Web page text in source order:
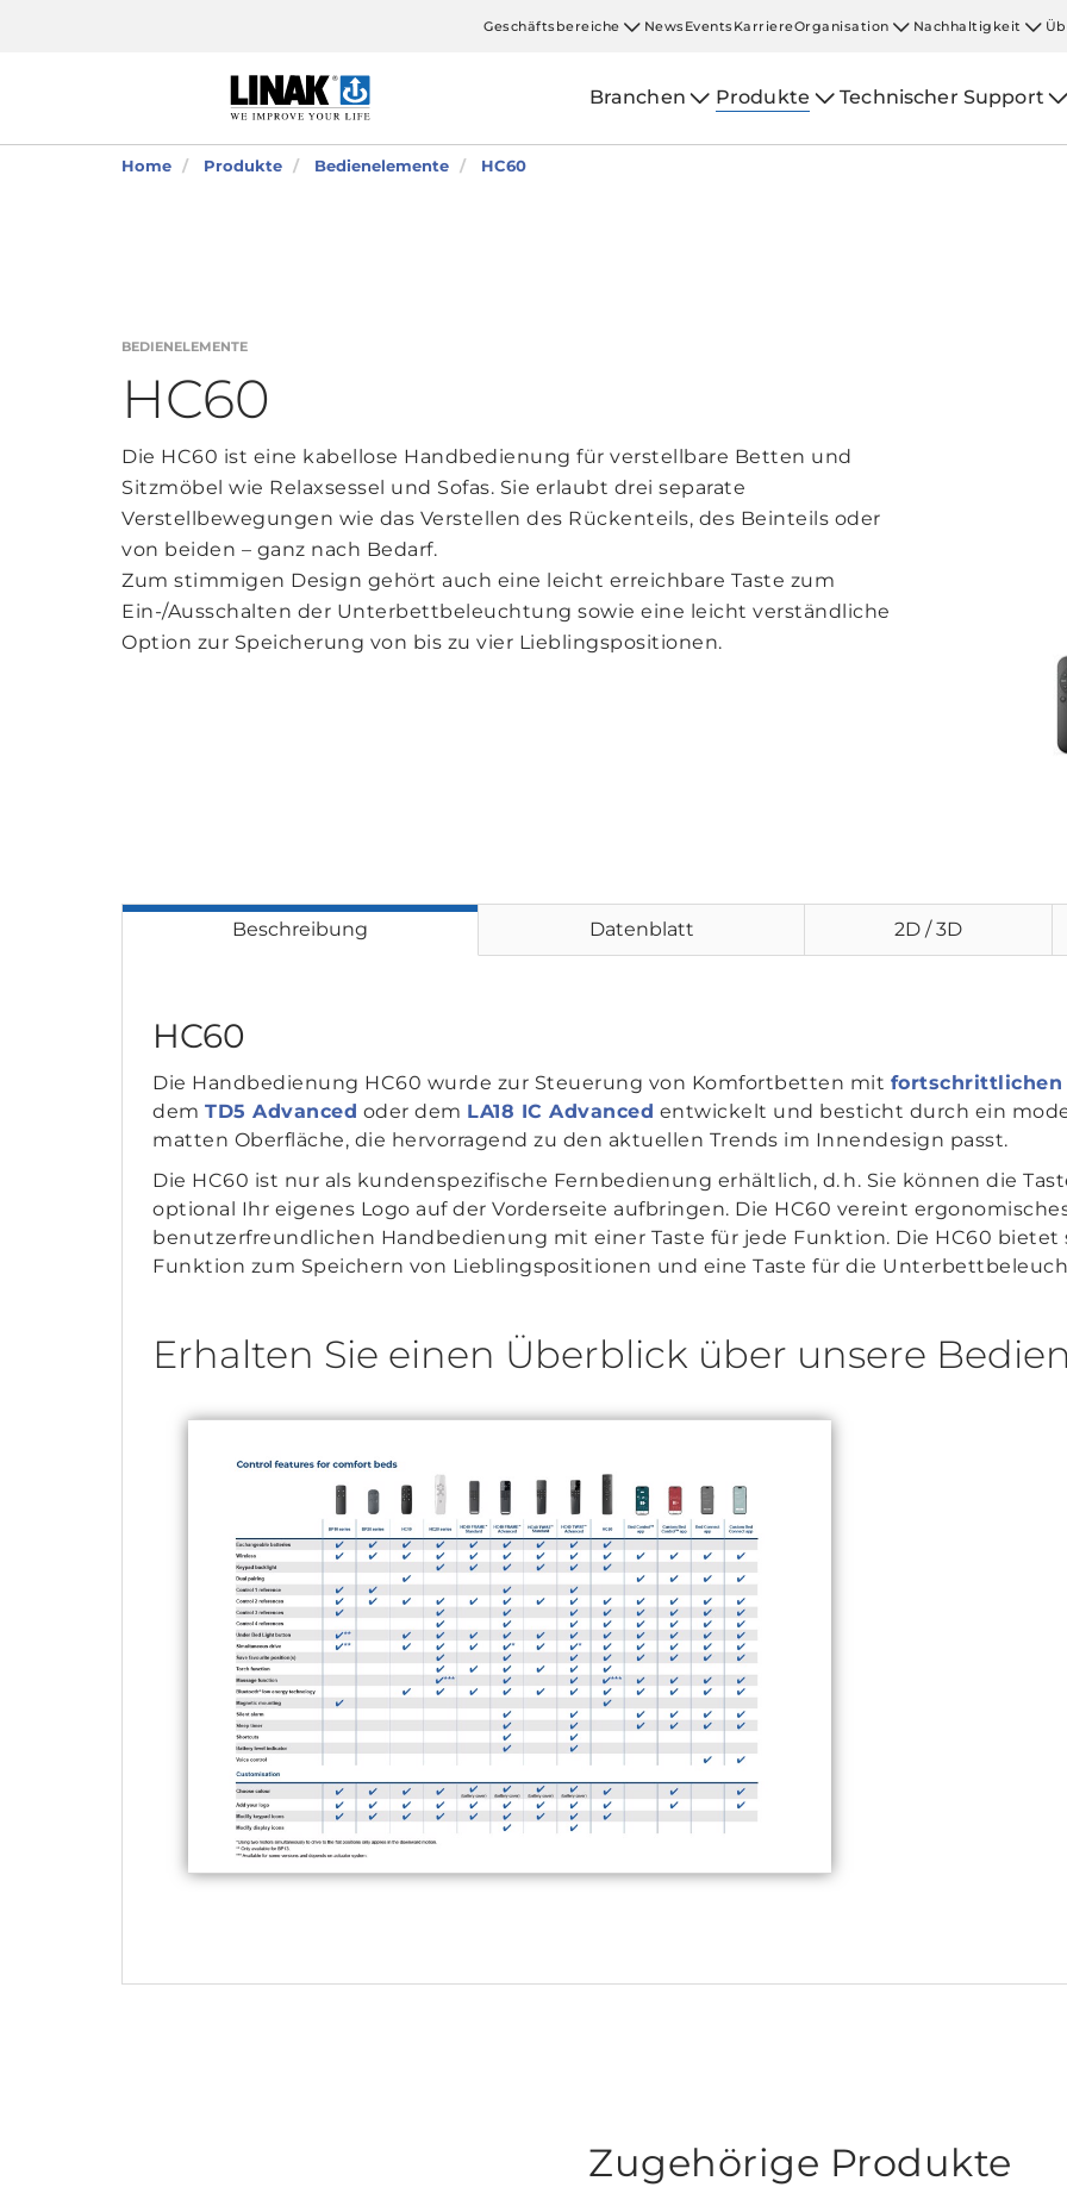
Geschäftsbereiche NewsEventsKarriereOrganisation Nachhaltigkeit
Branchen Produkte Technischer Support
Home Produkte Bedienelemente HC60
BEDIENELEMENTE
HC60
Die HC60 ist eine kabellose Handbedienung für verstellbare Betten und
Sitzmöbel wie Relaxsessel und Sofas. Sie erlaubt drei separate
Verstellbewegungen wie das Verstellen des Rückenteils, des Beinteils oder
von beiden – ganz nach Bedarf.
Zum stimmigen Design gehört auch eine leicht erreichbare Taste zum
Ein-/Ausschalten der Unterbettbeleuchtung sowie eine leicht verständliche
Option zur Speicherung von bis zu vier Lieblingspositionen.
Beschreibung Datenblatt 2D / 3D
HC60
Die Handbedienung HC60 wurde zur Steuerung von Komfortbetten mit fortschrittlichen
dem TD5 Advanced oder dem LA18 IC Advanced entwickelt und besticht durch ein
matten Oberfläche, die hervorragend zu den aktuellen Trends im Innendesign passt.
Die HC60 ist nur als kundenspezifische Fernbedienung erhältlich, d. h. Sie können die
optional Ihr eigenes Logo auf der Vorderseite aufbringen. Die HC60 vereint
benutzerfreundlichen Handbedienung mit einer Taste für jede Funktion. Die HC60
Funktion zum Speichern von Lieblingspositionen und eine Taste für die
Erhalten Sie einen Überblick über unsere
Zugehörige Produkte